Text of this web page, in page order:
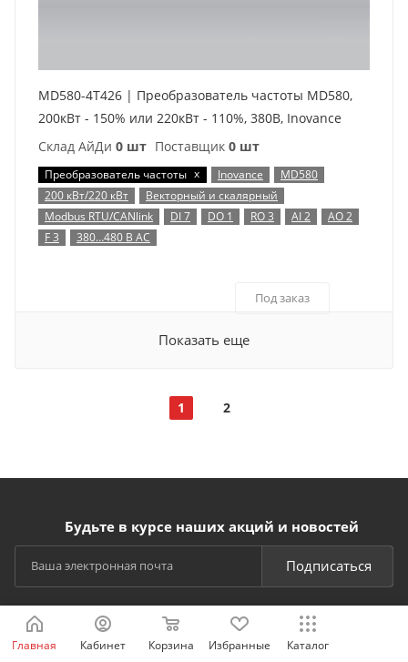
MD580-4T426 | Преобразователь частоты MD580,
200кВт - 150% или 220кВт - 110%, 380В, Inovance
Склад АйДи 0 шт Поставщик 0 шт
Преобразователь частоты x Inovance
MD580
200 кВт/220 кВт
Векторный и скалярный
Modbus RTU/CANlink
DI 7 DO 1 RO 3 AI 2
AO 2
F 3
380…480 В AC
Под заказ
Показать еще
1 2
Будьте в курсе наших акций и новостей
Подписаться
СПОСОБЫ ОПЛАТЫ
Главная Кабинет Корзина Избранные Каталог